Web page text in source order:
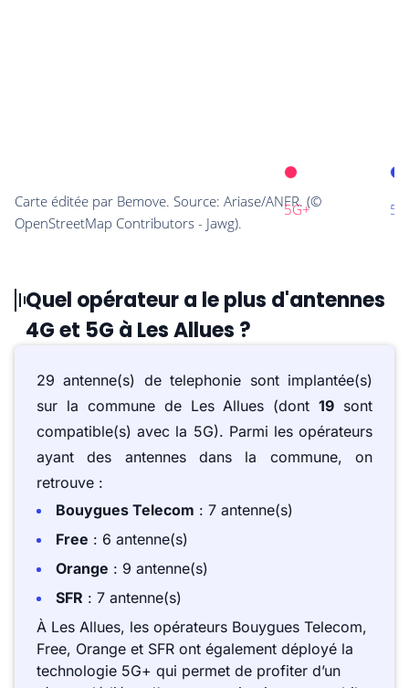
Quel opérateur a le plus d'antennes
4G et 5G à Les Allues ?
29 antenne(s) de telephonie sont implantée(s)
sur la commune de Les Allues (dont19 sont
compatible(s) avec la 5G). Parmi les opérateurs
ayant des antennes dans la commune, on
retrouve :
Bouygues Telecom : 7 antenne(s)
Free : 6 antenne(s)
Orange : 9 antenne(s)
SFR : 7 antenne(s)
À Les Allues, les opérateurs Bouygues Telecom,
Free, Orange et SFR ont également déployé la
technologie 5G+ qui permet de profiter d’un